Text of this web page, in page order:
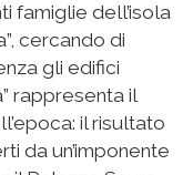
famiglie dell’isola
cercando di
gli edifici
rappresenta il
il risultato
da un’imponente